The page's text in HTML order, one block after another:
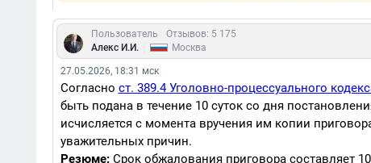
Пользователь
Отзывов: 5 175
Алекс И.И.
Москва
27.05.2026, 18:31 мск
Согласно ст. 389.4 Уголовно-процессуального
быть подана в течение 10 суток со дня
исчисляется с момента вручения им копии
уважительных причин.
Резюме:Срок обжалования приговора составляет